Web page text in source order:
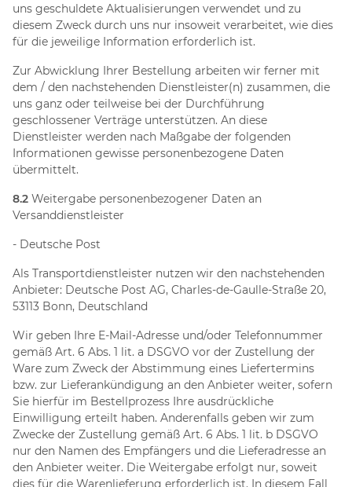
uns geschuldete Aktualisierungen verwendet und zu
diesem Zweck durch uns nur insoweit verarbeitet, wie dies
für die jeweilige Information erforderlich ist.
Zur Abwicklung Ihrer Bestellung arbeiten wir ferner mit
dem / den nachstehenden Dienstleister(n) zusammen, die
uns ganz oder teilweise bei der Durchführung
geschlossener Verträge unterstützen. An diese
Dienstleister werden nach Maßgabe der folgenden
Informationen gewisse personenbezogene Daten
übermittelt.
8.2 Weitergabe personenbezogener Daten an
Versanddienstleister
- Deutsche Post
Als Transportdienstleister nutzen wir den nachstehenden
Anbieter: Deutsche Post AG, Charles-de-Gaulle-Straße 20,
53113 Bonn, Deutschland
Wir geben Ihre E-Mail-Adresse und/oder Telefonnummer
gemäß Art. 6 Abs. 1 lit. a DSGVO vor der Zustellung der
Ware zum Zweck der Abstimmung eines Liefertermins
bzw. zur Lieferankündigung an den Anbieter weiter, sofern
Sie hierfür im Bestellprozess Ihre ausdrückliche
Einwilligung erteilt haben. Anderenfalls geben wir zum
Zwecke der Zustellung gemäß Art. 6 Abs. 1 lit. b DSGVO
nur den Namen des Empfängers und die Lieferadresse an
den Anbieter weiter. Die Weitergabe erfolgt nur, soweit
dies für die Warenlieferung erforderlich ist. In diesem Fall